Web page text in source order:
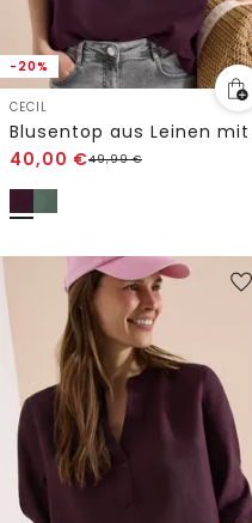
-20%
CECIL
40,00 €49,99€